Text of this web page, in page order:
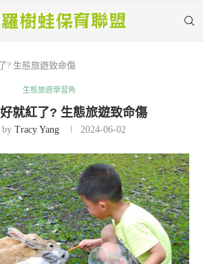
? 生態旅遊致命傷
生態旅遊學習角
就紅了? 生態旅遊致命傷
by Tracy Yang 2024-06-02